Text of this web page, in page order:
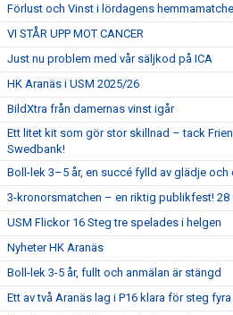
Förlust och Vinst i lördagens
VI STÅR UPP MOT CANCER
Just nu problem med vår säljkod på ICA
HK Aranäs i USM 2025/26
BildXtra från damernas vinst igår
Ett litet kit som gör stor skillnad – tack
Swedbank!
Boll-lek 3–5 år, en succé fylld av glädje och
3-kronorsmatchen – en riktig publikfest! 28
USM Flickor 16 Steg tre spelades i helgen
Nyheter HK Aranäs
Boll-lek 3-5 år, fullt och anmälan är stängd
Ett av två Aranäs lag i P16 klara för steg fyra